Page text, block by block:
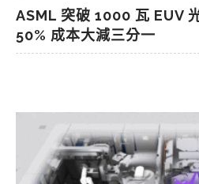
ASML 突破 1000 瓦 EUV
50% 成本大減三分一